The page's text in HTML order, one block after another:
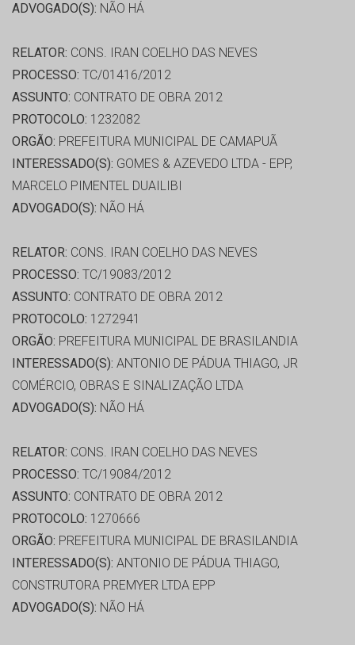
ADVOGADO(S): NÃO HÁ
RELATOR: CONS. IRAN COELHO DAS NEVES
PROCESSO: TC/01416/2012
ASSUNTO: CONTRATO DE OBRA 2012
PROTOCOLO: 1232082
ORGÃO: PREFEITURA MUNICIPAL DE CAMAPUÃ
INTERESSADO(S): GOMES & AZEVEDO LTDA - EPP,
MARCELO PIMENTEL DUAILIBI
ADVOGADO(S): NÃO HÁ
RELATOR: CONS. IRAN COELHO DAS NEVES
PROCESSO: TC/19083/2012
ASSUNTO: CONTRATO DE OBRA 2012
PROTOCOLO: 1272941
ORGÃO: PREFEITURA MUNICIPAL DE BRASILANDIA
INTERESSADO(S): ANTONIO DE PÁDUA THIAGO, JR
COMÉRCIO, OBRAS E SINALIZAÇÃO LTDA
ADVOGADO(S): NÃO HÁ
RELATOR: CONS. IRAN COELHO DAS NEVES
PROCESSO: TC/19084/2012
ASSUNTO: CONTRATO DE OBRA 2012
PROTOCOLO: 1270666
ORGÃO: PREFEITURA MUNICIPAL DE BRASILANDIA
INTERESSADO(S): ANTONIO DE PÁDUA THIAGO,
CONSTRUTORA PREMYER LTDA EPP
ADVOGADO(S): NÃO HÁ